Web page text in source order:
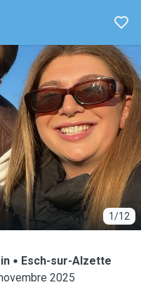
1/12
Esch-sur-Alzette
2025